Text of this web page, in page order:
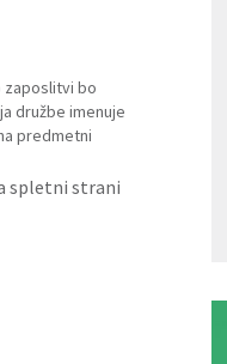
zaposlitvi bo
družbe imenuje
predmetni
spletni strani